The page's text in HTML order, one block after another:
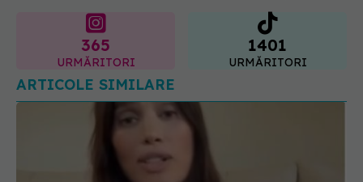
365
URMĂRITORI
1401
URMĂRITORI
ARTICOLE SIMILARE